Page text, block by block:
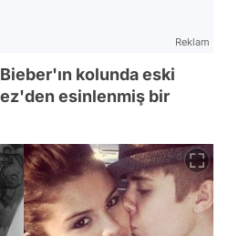
Reklam
kolunda eski
esinlenmiş bir